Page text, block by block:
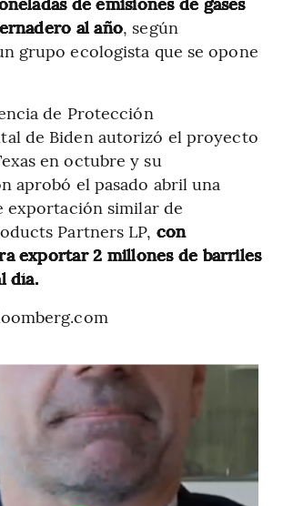
al año, según
grupo ecologista que se opone
de Protección
de Biden autorizó el proyecto
en octubre y su
aprobó el pasado abril una
exportación similar de
Partners LP, con
exportar 2 millones de barriles
día.